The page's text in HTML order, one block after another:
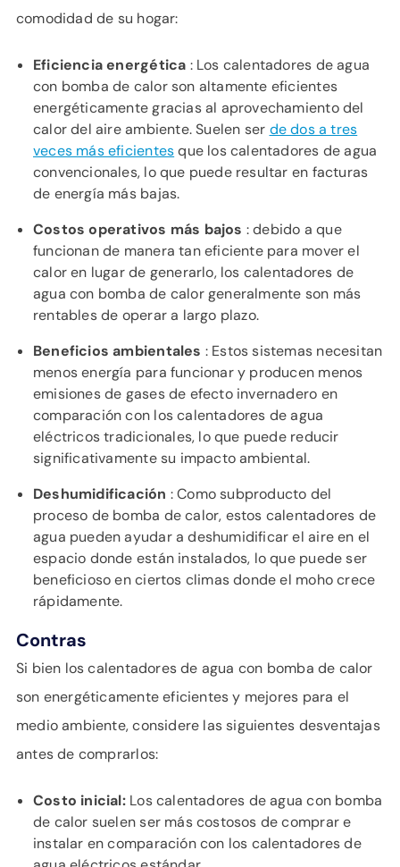
comodidad de su hogar:
Eficiencia energética : Los calentadores de agua
con bomba de calor son altamente eficientes
energéticamente gracias al aprovechamiento del
calor del aire ambiente. Suelen ser de dos a tres
veces más eficientesque los calentadores de agua
convencionales, lo que puede resultar en facturas
de energía más bajas.
Costos operativos más bajos : debido a que
funcionan de manera tan eficiente para mover el
calor en lugar de generarlo, los calentadores de
agua con bomba de calor generalmente son más
rentables de operar a largo plazo.
Beneficios ambientales : Estos sistemas necesitan
menos energía para funcionar y producen menos
emisiones de gases de efecto invernadero en
comparación con los calentadores de agua
eléctricos tradicionales, lo que puede reducir
significativamente su impacto ambiental.
Deshumidificación : Como subproducto del
proceso de bomba de calor, estos calentadores de
agua pueden ayudar a deshumidificar el aire en el
espacio donde están instalados, lo que puede ser
beneficioso en ciertos climas donde el moho crece
rápidamente.
Contras
Si bien los calentadores de agua con bomba de calor
son energéticamente eficientes y mejores para el
medio ambiente, considere las siguientes desventajas
antes de comprarlos:
Costo inicial:Los calentadores de agua con bomba
de calor suelen ser más costosos de comprar e
instalar en comparación con los calentadores de